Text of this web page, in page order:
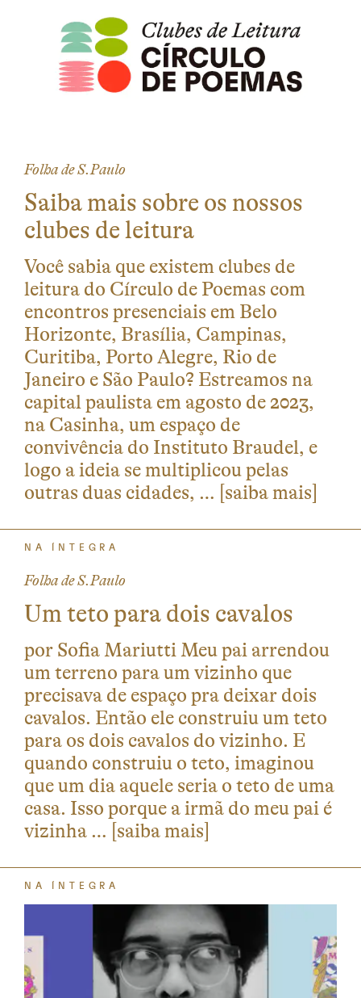
Folha de S.Paulo
Saiba mais sobre os nossos
clubes de leitura
Você sabia que existem clubes de
leitura do Círculo de Poemas com
encontros presenciais em Belo
Horizonte, Brasília, Campinas,
Curitiba, Porto Alegre, Rio de
Janeiro e São Paulo? Estreamos na
capital paulista em agosto de 2023,
na Casinha, um espaço de
convivência do Instituto Braudel, e
logo a ideia se multiplicou pelas
outras duas cidades, … [saiba mais]
NA ÍNTEGRA
Folha de S.Paulo
Um teto para dois cavalos
por Sofia Mariutti Meu pai arrendou
um terreno para um vizinho que
precisava de espaço pra deixar dois
cavalos. Então ele construiu um teto
para os dois cavalos do vizinho. E
quando construiu o teto, imaginou
que um dia aquele seria o teto de uma
casa. Isso porque a irmã do meu pai é
vizinha … [saiba mais]
NA ÍNTEGRA